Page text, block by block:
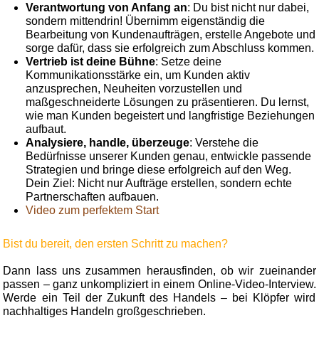
Verantwortung von Anfang an: Du bist nicht nur dabei,
sondern mittendrin! Übernimm eigenständig die
Bearbeitung von Kundenaufträgen, erstelle Angebote und
sorge dafür, dass sie erfolgreich zum Abschluss kommen.
Vertrieb ist deine Bühne: Setze deine
Kommunikationsstärke ein, um Kunden aktiv
anzusprechen, Neuheiten vorzustellen und
maßgeschneiderte Lösungen zu präsentieren. Du lernst,
wie man Kunden begeistert und langfristige Beziehungen
aufbaut.
Analysiere, handle, überzeuge: Verstehe die
Bedürfnisse unserer Kunden genau, entwickle passende
Strategien und bringe diese erfolgreich auf den Weg.
Dein Ziel: Nicht nur Aufträge erstellen, sondern echte
Partnerschaften aufbauen.
Video zum perfektem Start
Bist du bereit, den ersten Schritt zu machen?
Dann lass uns zusammen herausfinden, ob wir zueinander
passen – ganz unkompliziert in einem Online-Video-Interview.
Werde ein Teil der Zukunft des Handels – bei Klöpfer wird
nachhaltiges Handeln großgeschrieben.